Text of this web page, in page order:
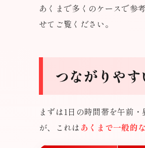
あくまで多くのケースで参
せてご覧ください。
つながりや
まずは1日の時間帯を午前
が、これは あくまで一般的